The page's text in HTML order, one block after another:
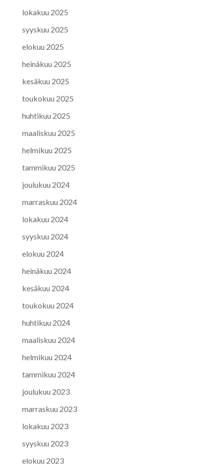
lokakuu 2025
syyskuu 2025
elokuu 2025
heinäkuu 2025
kesäkuu 2025
toukokuu 2025
huhtikuu 2025
maaliskuu 2025
helmikuu 2025
tammikuu 2025
joulukuu 2024
marraskuu 2024
lokakuu 2024
syyskuu 2024
elokuu 2024
heinäkuu 2024
kesäkuu 2024
toukokuu 2024
huhtikuu 2024
maaliskuu 2024
helmikuu 2024
tammikuu 2024
joulukuu 2023
marraskuu 2023
lokakuu 2023
syyskuu 2023
elokuu 2023